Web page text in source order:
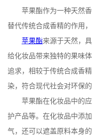
苹果酯作为一种天然
替代传统合成香精的作用
苹果酯来源于天然，
给化妆品带来独特的果味
追求，相较于传统合成香
染，符合现代社会对环保的
苹果酯在化妆品中的
护产品等。在化妆品中添
气，还可以遮盖原料本身